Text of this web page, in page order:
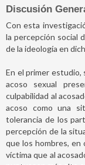
Discusión
Con esta
la percepción social
de la ideología en
En el primer
acoso sexual
culpabilidad al
acoso como una
tolerancia de los
percepción de la
que los hombres, en
víctima que al